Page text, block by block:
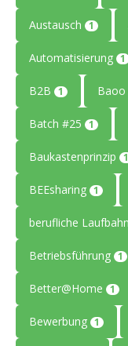
Austausch 1
Automatisierung 1
B2B 1 Baoo
Batch #25 1
Baukastenprinzip 1
BEEsharing 1
berufliche Laufbahn
Betriebsführung 1
Better@Home 1
Bewerbung 1